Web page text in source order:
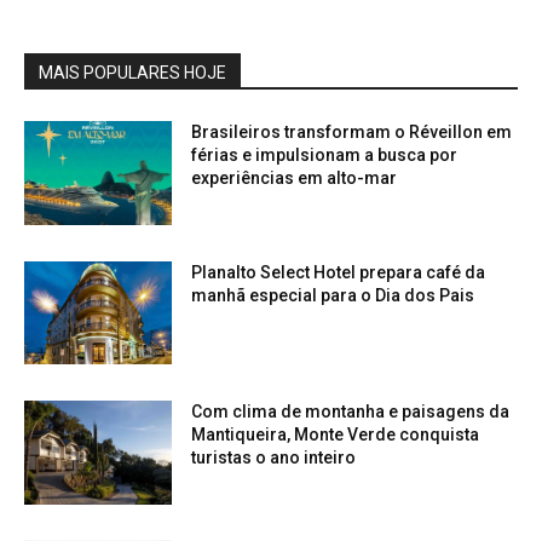
MAIS POPULARES HOJE
Brasileiros transformam o Réveillon em
férias e impulsionam a busca por
experiências em alto-mar
Planalto Select Hotel prepara café da
manhã especial para o Dia dos Pais
Com clima de montanha e paisagens da
Mantiqueira, Monte Verde conquista
turistas o ano inteiro